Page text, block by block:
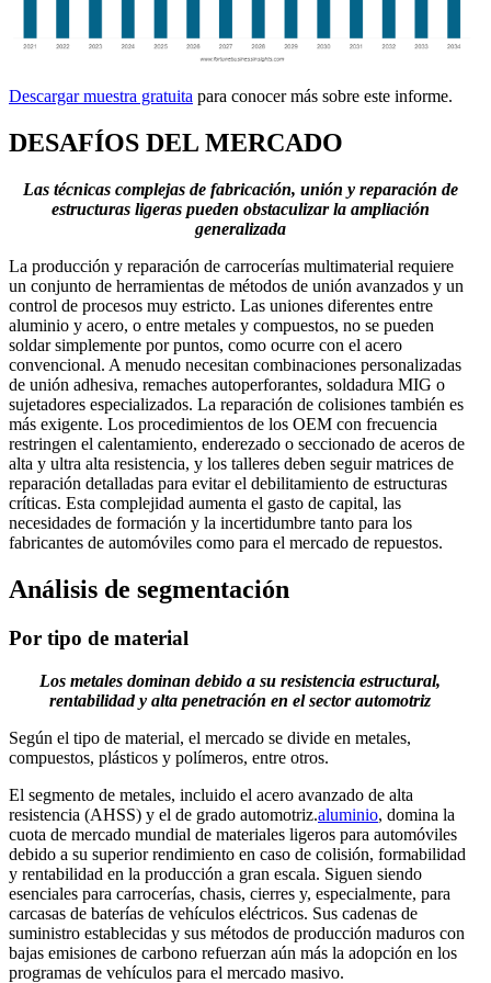
Descargar muestra gratuita para conocer más sobre este informe.
DESAFÍOS DEL MERCADO
Las técnicas complejas de fabricación, unión y reparación de
estructuras ligeras pueden obstaculizar la ampliación
generalizada
La producción y reparación de carrocerías multimaterial requiere
un conjunto de herramientas de métodos de unión avanzados y un
control de procesos muy estricto. Las uniones diferentes entre
aluminio y acero, o entre metales y compuestos, no se pueden
soldar simplemente por puntos, como ocurre con el acero
convencional. A menudo necesitan combinaciones personalizadas
de unión adhesiva, remaches autoperforantes, soldadura MIG o
sujetadores especializados. La reparación de colisiones también es
más exigente. Los procedimientos de los OEM con frecuencia
restringen el calentamiento, enderezado o seccionado de aceros de
alta y ultra alta resistencia, y los talleres deben seguir matrices de
reparación detalladas para evitar el debilitamiento de estructuras
críticas. Esta complejidad aumenta el gasto de capital, las
necesidades de formación y la incertidumbre tanto para los
fabricantes de automóviles como para el mercado de repuestos.
Análisis de segmentación
Por tipo de material
Los metales dominan debido a su resistencia estructural,
rentabilidad y alta penetración en el sector automotriz
Según el tipo de material, el mercado se divide en metales,
compuestos, plásticos y polímeros, entre otros.
El segmento de metales, incluido el acero avanzado de alta
resistencia (AHSS) y el de grado automotriz.aluminio, domina la
cuota de mercado mundial de materiales ligeros para automóviles
debido a su superior rendimiento en caso de colisión, formabilidad
y rentabilidad en la producción a gran escala. Siguen siendo
esenciales para carrocerías, chasis, cierres y, especialmente, para
carcasas de baterías de vehículos eléctricos. Sus cadenas de
suministro establecidas y sus métodos de producción maduros con
bajas emisiones de carbono refuerzan aún más la adopción en los
programas de vehículos para el mercado masivo.